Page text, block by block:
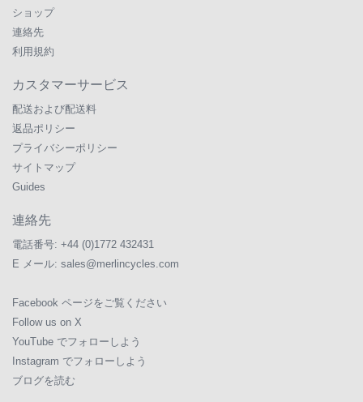
ショップ
連絡先
利用規約
カスタマーサービス
配送および配送料
返品ポリシー
プライバシーポリシー
サイトマップ
Guides
連絡先
電話番号: +44 (0)1772 432431
E メール: sales@merlincycles.com
Facebook ページをご覧ください
Follow us on X
YouTube でフォローしよう
Instagram でフォローしよう
ブログを読む